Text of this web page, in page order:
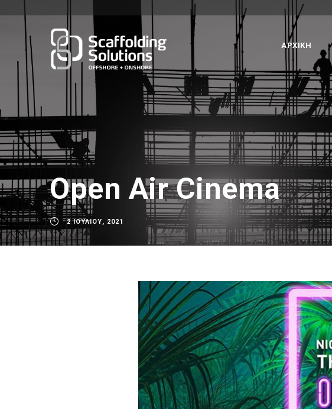
ΑΡΧΙΚΗ
Open Air Cinema
2 ΙΟΥΛΊΟΥ, 2021